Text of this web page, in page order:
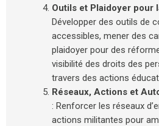
Outils et Plaidoyer pour
Développer des outils de
accessibles, mener des
plaidoyer pour des
visibilité des droits des
travers des actions
Réseaux, Actions et
: Renforcer les réseaux
actions militantes pour